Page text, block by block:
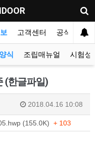
고객센터 공식블로그
식 조립매뉴얼 시험성
(한글파일)
2018.04.16 10:08
(155.0K) + 103